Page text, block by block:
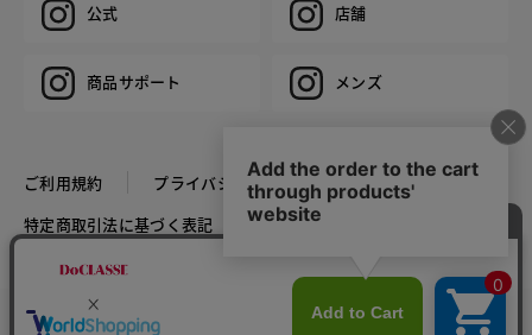
公式 店舗
商品サポート メンズ
ご利用規約
プライバシーポリシー
特定商取引法に基づく表記
推奨環境
COPYRIGHT © DoCLASSE ALL RIGHTS RESERVED.